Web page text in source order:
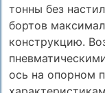
тонны без
бортов
конструкцию.
ось на опорном